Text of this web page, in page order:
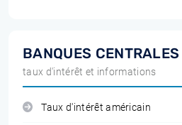
BANQUES CENTRALES
taux d'intérêt et informations
Taux d'intérêt américain